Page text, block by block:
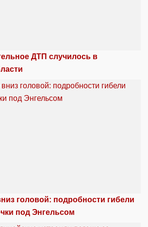
ДТП случилось в
головой: подробности гибели
под Энгельсом